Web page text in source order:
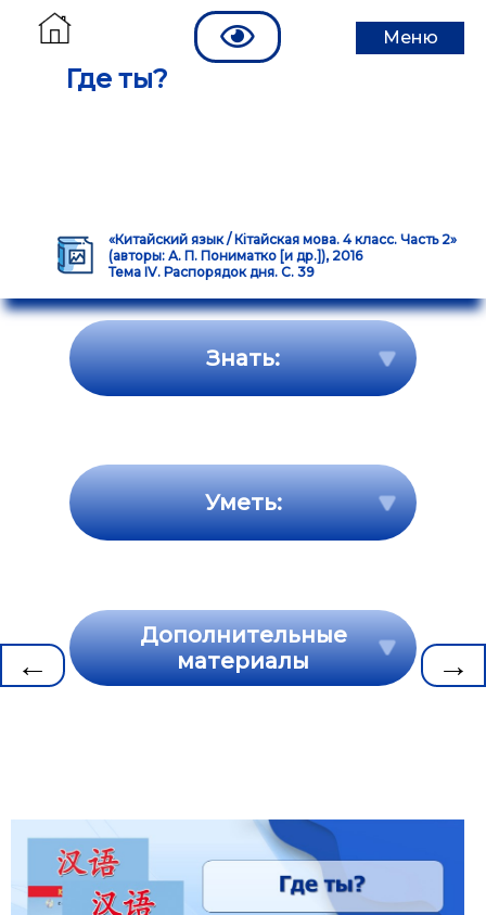
Где ты?
Меню
«Китайский язык / Кітайская мова. 4 класс. Часть 2»
(авторы: А. П. Пониматко [и др.]), 2016
Тема IV. Распорядок дня. С. 39
← →
Знать:
Уметь:
Дополнительные
материалы